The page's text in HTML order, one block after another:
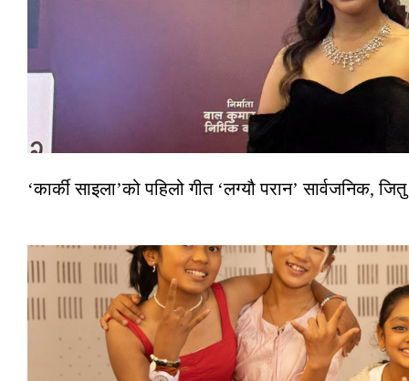
‘कार्की साइला’को पहिलो गीत ‘लग्यौ परान’ सार्वजनिक,